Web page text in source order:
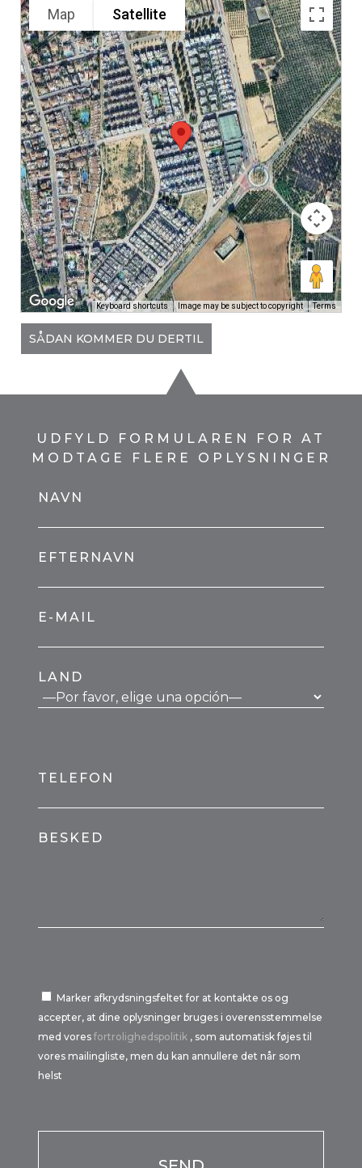
Map Satellite
Keyboard shortcuts Image may be subject to copyright Terms
SÅDAN KOMMER DU DERTIL
UDFYLD FORMULAREN FOR AT
MODTAGE FLERE OPLYSNINGER
NAVN
EFTERNAVN
E-MAIL
LAND
TELEFON
BESKED
Marker afkrydsningsfeltet for at kontakte os og
accepter, at dine oplysninger bruges i overensstemmelse
med voresfortrolighedspolitik , som automatisk føjes til
vores mailingliste, men du kan annullere det når som
helst